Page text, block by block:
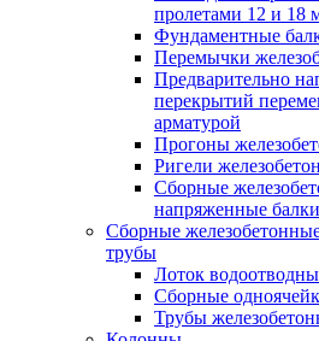
пролетами 12 и 18
Фундаментные
Перемычки
Предварительно
перекрытий
арматурой
Прогоны
Ригели
Сборные
напряженные балки
Сборные
трубы
Лоток
Сборные
Трубы